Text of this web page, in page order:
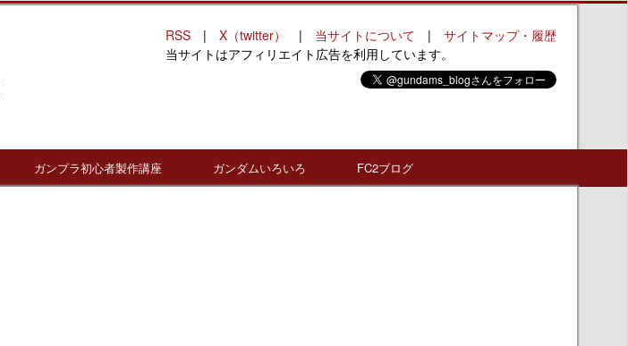
RSS | X（twitter） | 当サイトについて | サイトマップ・履歴
当サイトはアフィリエイト広告を利用しています。
ガンプラ初心者製作講座 ガンダムいろいろ FC2ブログ